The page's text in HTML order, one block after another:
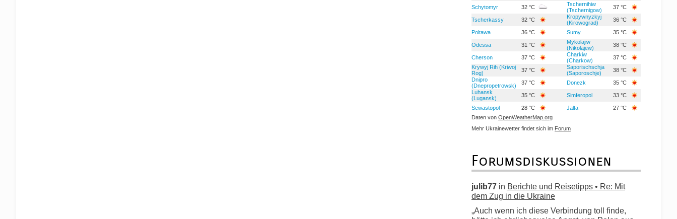
Schytomyr 32 °C
Tschernihiw
(Tschernigow)
37 °C
Tscherkassy 32 °C
Kropywnyzkyj
(Kirowograd)
36 °C
Poltawa 36 °C Sumy 35 °C
Odessa 31 °C
Mykolajiw
(Nikolajew)
38 °C
Cherson 37 °C
Charkiw
(Charkow)
37 °C
Krywyj Rih (Kriwoj
Rog)
37 °C
Saporischschja
(Saporoschje)
38 °C
Dnipro
(Dnepropetrowsk)
37 °C Donezk
35 °C
Luhansk
(Lugansk)
35 °C Simferopol 33 °C
Sewastopol 28 °C Jalta
27 °C
Daten von OpenWeatherMap.org
Mehr Ukrainewetter findet sich im Forum
Forumsdiskussionen
julib77 in Berichte und Reisetipps • Re: Mit
dem Zug in die Ukraine
„Auch wenn ich diese Verbindung toll finde,